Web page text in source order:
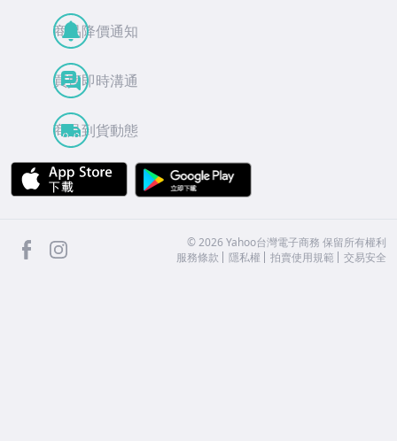
商品降價通知
買賣即時溝通
商品到貨動態
APP Store
facebook ©2026 Yahoo台灣電子商務 保留所有權利
服務條款
隱私權 拍賣使用規範 交易安全